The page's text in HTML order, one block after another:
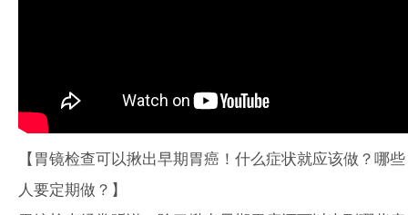
【胃镜检查可以揪出早期胃癌！什么症状就应该做？哪些
人要定期做？】